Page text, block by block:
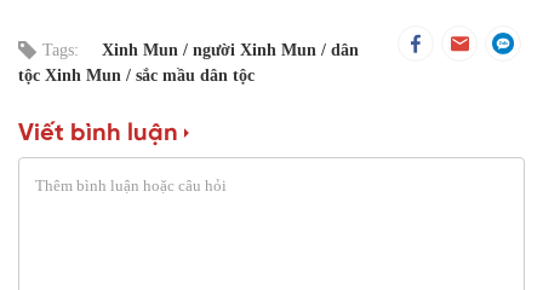
Tags: Xinh Mun người Xinh Mun
dân
tộc Xinh Mun
sắc mầu dân tộc
Viết bình luận